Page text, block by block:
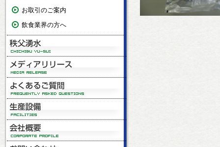
お取引のご案内
飲食業界の方へ